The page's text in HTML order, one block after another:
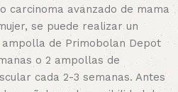
carcinoma avanzado de mama
se puede realizar un
de Primobolan Depot
o 2 ampollas de
cada 2-3 semanas. Antes